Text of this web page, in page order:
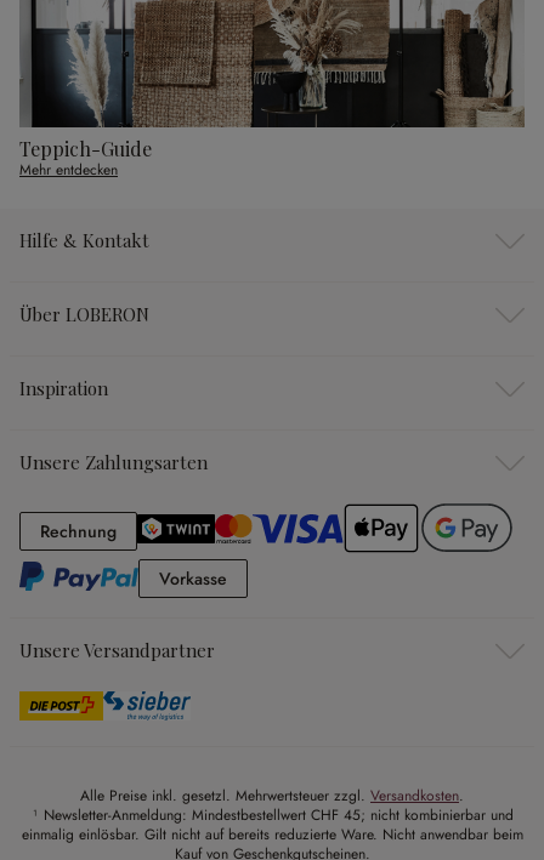
Teppich-Guide
Mehr entdecken
Hilfe & Kontakt
Über LOBERON
Inspiration
Unsere Zahlungsarten
RechnungRechnung
Vorkasse
Unsere Versandpartner
Alle Preise inkl. gesetzl. Mehrwertsteuer zzgl. Versandkosten.
¹ Newsletter-Anmeldung: Mindestbestellwert CHF 45; nicht kombinierbar und
einmalig einlösbar. Gilt nicht auf bereits reduzierte Ware. Nicht anwendbar beim
Kauf von Geschenkgutscheinen.